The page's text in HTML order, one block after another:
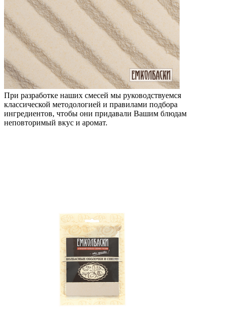
При разработке наших смесей мы руководствуемся
классической методологией и правилами подбора
ингредиентов, чтобы они придавали Вашим блюдам
неповторимый вкус и аромат.